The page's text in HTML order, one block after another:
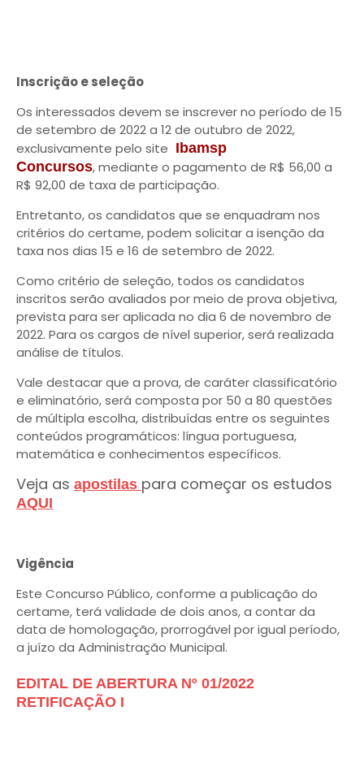
Inscrição e seleção
Os interessados devem se inscrever no período de 15
de setembro de 2022 a 12 de outubro de 2022,
exclusivamente pelo site Ibamsp
Concursos, mediante o pagamento de R$ 56,00 a
R$ 92,00 de taxa de participação.
Entretanto, os candidatos que se enquadram nos
critérios do certame, podem solicitar a isenção da
taxa nos dias 15 e 16 de setembro de 2022.
Como critério de seleção, todos os candidatos
inscritos serão avaliados por meio de prova objetiva,
prevista para ser aplicada no dia 6 de novembro de
2022. Para os cargos de nível superior, será realizada
análise de títulos.
Vale destacar que a prova, de caráter classificatório
e eliminatório, será composta por 50 a 80 questões
de múltipla escolha, distribuídas entre os seguintes
conteúdos programáticos: língua portuguesa,
matemática e conhecimentos específicos.
Veja as apostilas para começar os estudos
AQUI
Vigência
Este Concurso Público, conforme a publicação do
certame, terá validade de dois anos, a contar da
data de homologação, prorrogável por igual período,
a juízo da Administração Municipal.
EDITAL DE ABERTURA Nº 01/2022
RETIFICAÇÃO I